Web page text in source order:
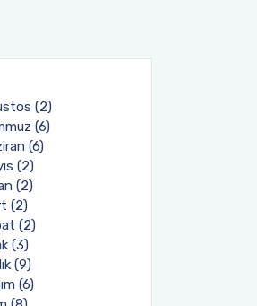
(2)
(6)
(6)
(2)
(2)
(2)
(2)
(3)
(9)
(6)